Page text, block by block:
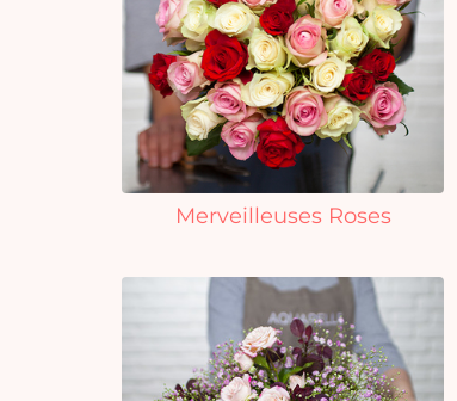
Merveilleuses Roses